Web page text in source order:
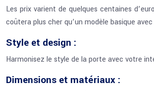
Les prix varient de quelques centaines
coûtera plus cher qu’un modèle basique
Style et design :
Harmonisez le style de la porte avec votre
Dimensions et matériaux :